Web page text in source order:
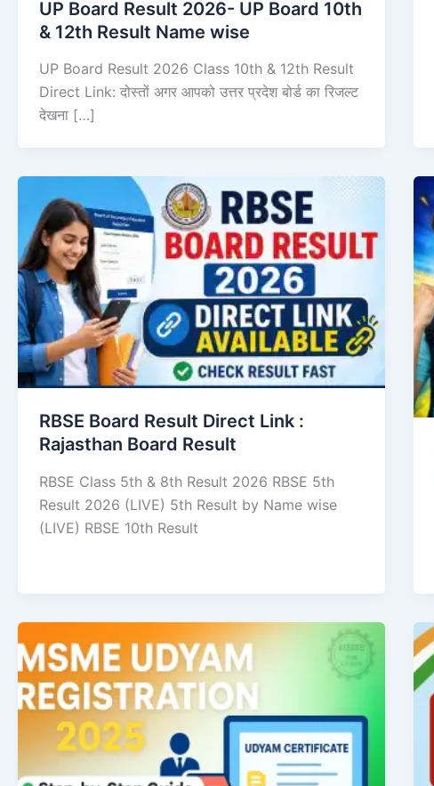
UP Board Result 2026- UP Board 10th
& 12th Result Name wise
UP Board Result 2026 Class 10th & 12th Result
Direct Link: दोस्तों अगर आपको उत्तर प्रदेश बोर्ड का रिजल्ट
देखना […]
RBSE Board Result Direct Link : ​
Rajasthan Board Result
RBSE Class 5th & 8th Result 2026 RBSE 5th
Result 2026 (LIVE) 5th Result by Name wise
(LIVE) RBSE 10th Result